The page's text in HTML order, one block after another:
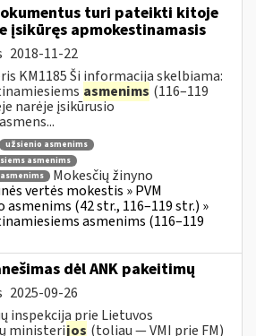
turi pateikti kitoje
įsikūręs apmokestinamasis
2018-11-22
KM1185 Ši informacija skelbiama:
asmenims (116–119
narėje įsikūrusio
užsienio asmenims
asmenims
Mokesčių žinyno
vertės mokestis » PVM
(42 str., 116–119 str.) »
asmenims (116–119
dėl ANK pakeitimų
2025-09-26
inspekcija prie Lietuvos
ministerijos (toliau — VMI prie FM)